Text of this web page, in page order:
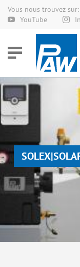
Vous nous trouvez sur:
YouTube
Allez